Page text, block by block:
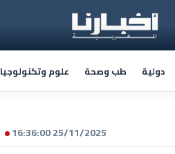
دولية طب وصحة علوم وتكنولوجيا
25/11/2025 16:36:00